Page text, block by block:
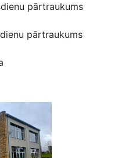
pārtraukums
pārtraukums